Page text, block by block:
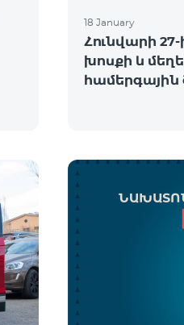
18 January
Հունվարի
խոսքի և
համերգային